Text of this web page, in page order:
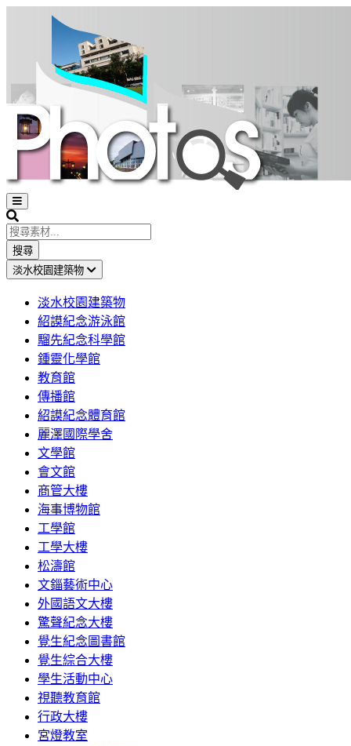
Open
sidebar
Search
搜尋
淡水校園建築物
淡水校園建築物
紹謨紀念游泳館
騮先紀念科學館
鍾靈化學館
教育館
傳播館
紹謨紀念體育館
麗澤國際學舍
文學館
會文館
商管大樓
海事博物館
工學館
工學大樓
松濤館
文錙藝術中心
外國語文大樓
驚聲紀念大樓
覺生紀念圖書館
覺生綜合大樓
學生活動中心
視聽教育館
行政大樓
宮燈教室